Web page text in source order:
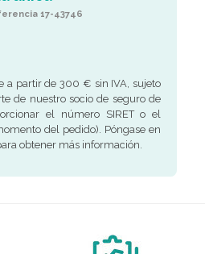
17-43746
a partir de 300 € sin IVA, sujeto
de nuestro socio de seguro de
el número SIRET o el
del pedido). Póngase en
obtener más información.